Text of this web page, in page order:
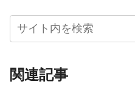
関連記事